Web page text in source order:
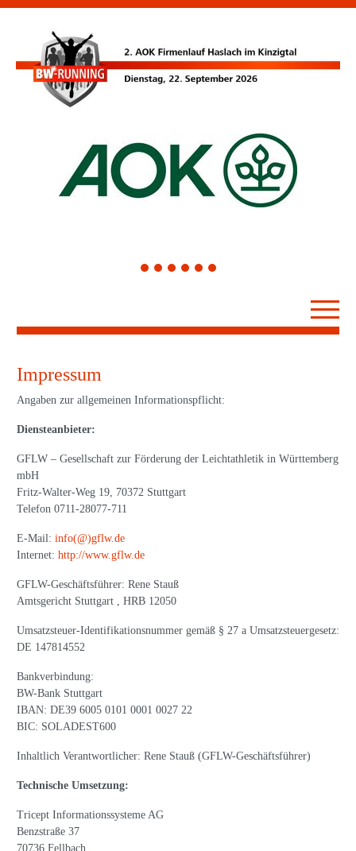
1 2 3 4 5 6
Impressum
Angaben zur allgemeinen Informationspflicht:
Diensteanbieter:
GFLW – Gesellschaft zur Förderung der Leichtathletik in Württemberg
mbH
Fritz-Walter-Weg 19, 70372 Stuttgart
Telefon 0711-28077-711
E-Mail: info(@)gflw.de
Internet: http://www.gflw.de
GFLW-Geschäftsführer: Rene Stauß
Amtsgericht Stuttgart , HRB 12050
Umsatzsteuer-Identifikationsnummer gemäß § 27 a Umsatzsteuergesetz:
DE 147814552
Bankverbindung:
BW-Bank Stuttgart
IBAN: DE39 6005 0101 0001 0027 22
BIC: SOLADEST600
Inhaltlich Verantwortlicher: Rene Stauß (GFLW-Geschäftsführer)
Technische Umsetzung:
Tricept Informationssysteme AG
Benzstraße 37
70736 Fellbach